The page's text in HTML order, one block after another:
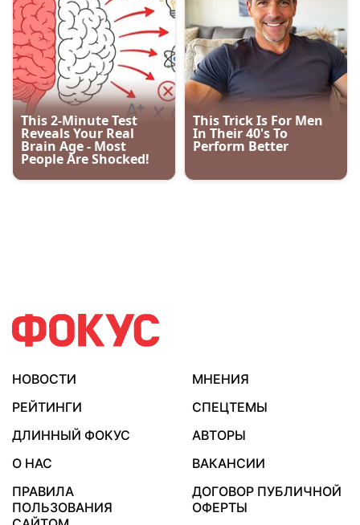
НОВОСТИ
МНЕНИЯ
РЕЙТИНГИ
СПЕЦТЕМЫ
ДЛИННЫЙ ФОКУС
АВТОРЫ
О НАС
ВАКАНСИИ
ПРАВИЛА
ПОЛЬЗОВАНИЯ
ДОГОВОР ПУБЛИЧНОЙ
ОФЕРТЫ